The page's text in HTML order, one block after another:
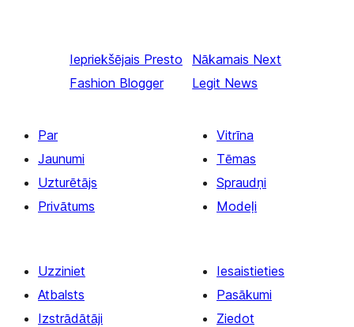
Iepriekšējais Presto
Fashion Blogger
Nākamais Next
Legit News
Par
Jaunumi
Uzturētājs
Privātums
Vitrīna
Tēmas
Spraudņi
Modeļi
Uzziniet
Atbalsts
Izstrādātāji
Iesaistieties
Pasākumi
Ziedot